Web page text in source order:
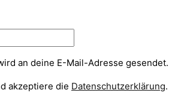
an deine E-Mail-Adresse gesendet.
akzeptiere die Datenschutzerklärung.